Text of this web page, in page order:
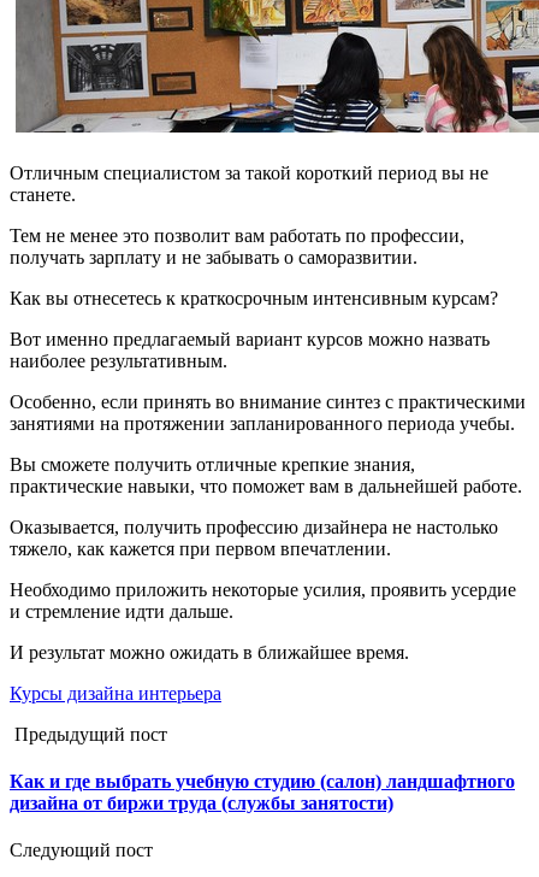
Отличным специалистом за такой короткий период вы не
станете.
Тем не менее это позволит вам работать по профессии,
получать зарплату и не забывать о саморазвитии.
Как вы отнесетесь к краткосрочным интенсивным курсам?
Вот именно предлагаемый вариант курсов можно назвать
наиболее результативным.
Особенно, если принять во внимание синтез с практическими
занятиями на протяжении запланированного периода учебы.
Вы сможете получить отличные крепкие знания,
практические навыки, что поможет вам в дальнейшей работе.
Оказывается, получить профессию дизайнера не настолько
тяжело, как кажется при первом впечатлении.
Необходимо приложить некоторые усилия, проявить усердие
и стремление идти дальше.
И результат можно ожидать в ближайшее время.
Курсы дизайна интерьера
Предыдущий пост
Как и где выбрать учебную студию (салон) ландшафтного
дизайна от биржи труда (службы занятости)
Следующий пост